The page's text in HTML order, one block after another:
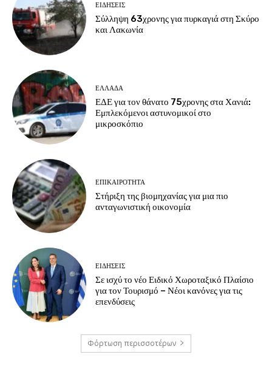
ΕΙΔΗΣΕΙΣ
Σύλληψη 63χρονης για πυρκαγιά στη Σκύρο
και Λακωνία
ΕΛΛΑΔΑ
ΕΔΕ για τον θάνατο 75χρονης στα Χανιά:
Εμπλεκόμενοι αστυνομικοί στο
μικροσκόπιο
ΕΠΙΚΑΙΡΟΤΗΤΑ
Στήριξη της βιομηχανίας για μια πιο
ανταγωνιστική οικονομία
ΕΙΔΗΣΕΙΣ
Σε ισχύ το νέο Ειδικό Χωροταξικό Πλαίσιο
για τον Τουρισμό – Νέοι κανόνες για τις
επενδύσεις
Φόρτωση περισσοτέρων